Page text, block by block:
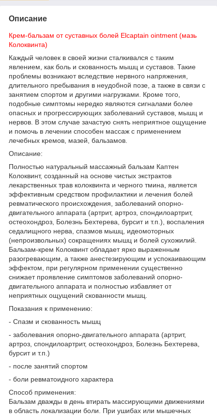
Описание
Крем-бальзам от суставных болей Elcaptain ointment (мазь
Колоквинта)
Каждый человек в своей жизни сталкивался с таким
явлением, как боль и скованность мышц и суставов. Такие
проблемы возникают вследствие нервного напряжения,
длительного пребывания в неудобной позе, а также в связи с
занятием спортом и другими нагрузками. Кроме того,
подобные симптомы нередко являются сигналами более
опасных и прогрессирующих заболеваний суставов, мышц и
нервов. В этом случае зачастую снять неприятное ощущение
и помочь в лечении способен массаж с применением
лечебных кремов, мазей, бальзамов.
Описание:
Полностью натуральный массажный бальзам Каптен
Колоквинт, созданный на основе чистых экстрактов
лекарственных трав колоквинта и черного тмина, является
эффективным средством профилактики и лечения болей
ревматического происхождения, заболеваний опорно-
двигательного аппарата (артрит, артроз, спондилоартрит,
остеохондроз, Болезнь Бехтерева, бурсит и т.п.), воспаления
седалищного нерва, спазмов мышц, идеомоторных
(непроизвольных) сокращениях мышц и болей сухожилий.
Бальзам-крем Колоквинт обладает ярко выраженным
разогревающим, а также анестезирующим и успокаивающим
эффектом, при регулярном применении существенно
снижает проявление симптомов заболеваний опорно-
двигательного аппарата и полностью избавляет от
неприятных ощущений скованности мышц.
Показания к применению:
- Спазм и скованность мышц
- заболевания опорно-двигательного аппарата (артрит,
артроз, спондилоартрит, остеохондроз, Болезнь Бехтерева,
бурсит и т.п.)
- после занятий спортом
- боли ревматоидного характера
Способ применения:
Бальзам дважды в день втирать массирующими движениями
в область локализации боли. При ушибах или мышечных